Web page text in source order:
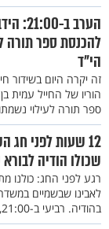
הערב
להכנסת ספר תורה
הי"ד
זה יקרה היום בשידור
הוריו של החייל עמית
ספר תורה לעילוי
שכולו הודיה לבורא
רגע לפני החג: כולנו
לאבינו שבשמיים
בהודיה. רביעי ב-21:00, ערוץ ואתר הידברות